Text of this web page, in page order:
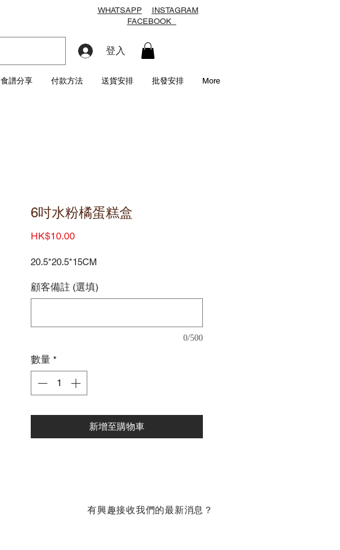
WHATSAPP
INSTAGRAM
FACEBOOK
登入
食譜分享 付款方法 送貨安排 批發安排 More
6吋水粉橘蛋糕盒
HK$10.00價
20.5*20.5*15CM
顧客備註 (選填)
0/500
數量 *
新增至購物車
​有興趣接收我們的最新消息？